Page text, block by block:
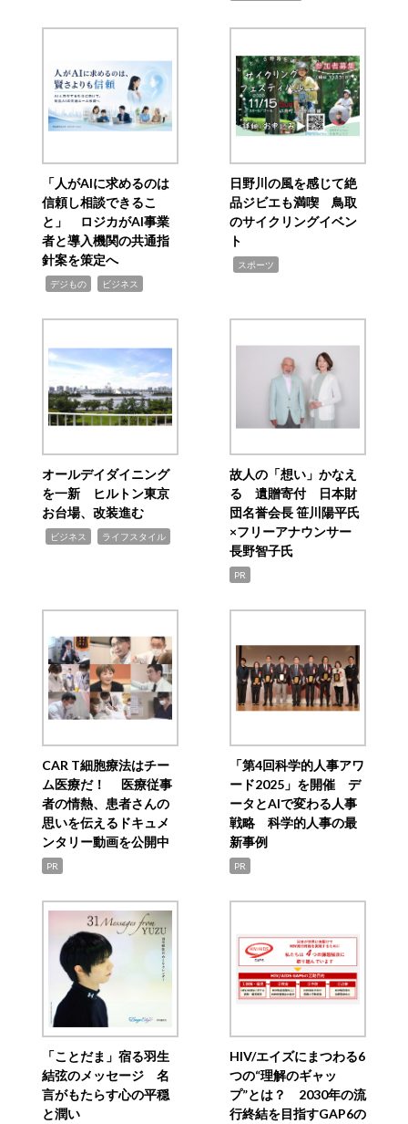
「人がAIに求めるのは
信頼し相談できるこ
と」 ロジカがAI事業
者と導入機関の共通指
針案を策定へ
デジもの ビジネス
日野川の風を感じて絶
品ジビエも満喫 鳥取
のサイクリングイベン
ト
スポーツ
オールデイダイニング
を一新 ヒルトン東京
お台場、改装進む
ビジネス ライフスタイル
故人の「想い」かなえ
る 遺贈寄付 日本財
団名誉会長 笹川陽平氏
×フリーアナウンサー
長野智子氏
PR
CAR T細胞療法はチー
ム医療だ！ 医療従事
者の情熱、患者さんの
思いを伝えるドキュメ
ンタリー動画を公開中
PR
「第4回科学的人事アワ
ード2025」を開催 デ
ータとAIで変わる人事
戦略 科学的人事の最
新事例
PR
「ことだま」宿る羽生
結弦のメッセージ 名
言がもたらす心の平穏
と潤い
HIV/エイズにまつわる6
つの“理解のギャッ
プ”とは？ 2030年の流
行終結を目指すGAP6の